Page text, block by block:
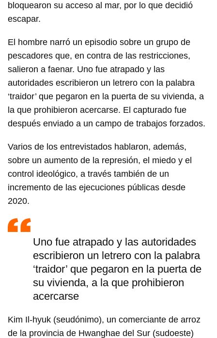
bloquearon su acceso al mar, por lo que decidió
escapar.
El hombre narró un episodio sobre un grupo de
pescadores que, en contra de las restricciones,
salieron a faenar. Uno fue atrapado y las
autoridades escribieron un letrero con la palabra
‘traidor’ que pegaron en la puerta de su vivienda, a
la que prohibieron acercarse. El capturado fue
después enviado a un campo de trabajos forzados.
Varios de los entrevistados hablaron, además,
sobre un aumento de la represión, el miedo y el
control ideológico, a través también de un
incremento de las ejecuciones públicas desde
2020.
Uno fue atrapado y las autoridades
escribieron un letrero con la palabra
‘traidor’ que pegaron en la puerta de
su vivienda, a la que prohibieron
acercarse
Kim Il-hyuk (seudónimo), un comerciante de arroz
de la provincia de Hwanghae del Sur (sudoeste)